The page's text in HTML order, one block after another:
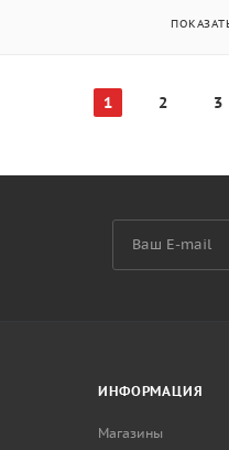
1 2 3
ИНФОРМАЦИЯ
Магазины